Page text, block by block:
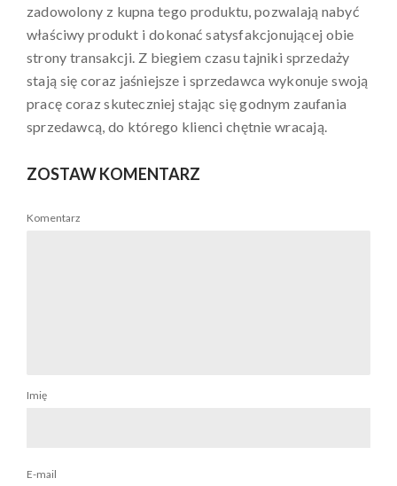
zadowolony z kupna tego produktu, pozwalają nabyć
właściwy produkt i dokonać satysfakcjonującej obie
strony transakcji. Z biegiem czasu tajniki sprzedaży
stają się coraz jaśniejsze i sprzedawca wykonuje swoją
pracę coraz skuteczniej stając się godnym zaufania
sprzedawcą, do którego klienci chętnie wracają.
ZOSTAW KOMENTARZ
Komentarz
Imię
E-mail